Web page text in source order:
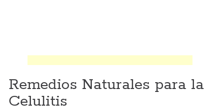
Remedios Naturales para la
Celulitis